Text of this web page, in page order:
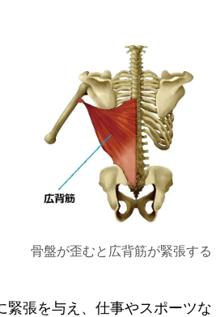
骨盤が歪むと広背筋が緊張する
張を与え、仕事やスポーツな